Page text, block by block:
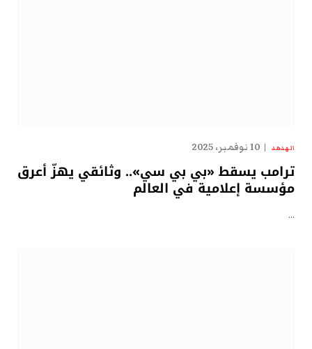
الهدهد 10 نوفمبر، 2025
ترامب يسقط «بي بي سي».. وثائقي يهزّ أعرق
مؤسسة إعلامية في العالم
…